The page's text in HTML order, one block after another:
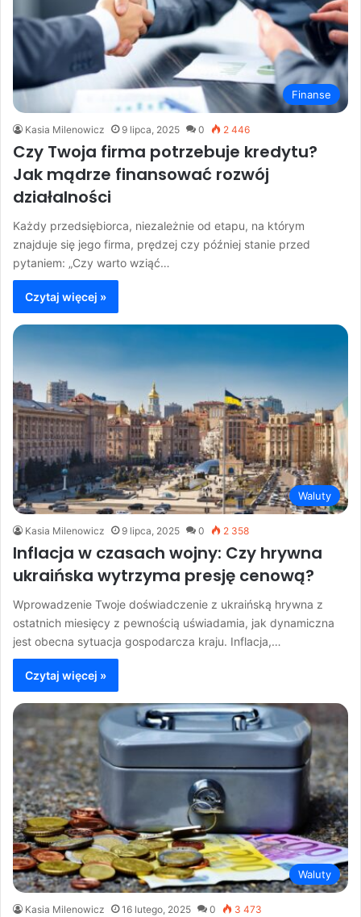
Finanse
Kasia Milenowicz 9 lipca, 2025 0 2 446
Czy Twoja firma potrzebuje kredytu?
Jak mądrze finansować rozwój
działalności
Każdy przedsiębiorca, niezależnie od etapu, na którym
znajduje się jego firma, prędzej czy później stanie przed
pytaniem: „Czy warto wziąć…
Czytaj więcej »
Waluty
Kasia Milenowicz 9 lipca, 2025 0 2 358
Inflacja w czasach wojny: Czy hrywna
ukraińska wytrzyma presję cenową?
Wprowadzenie Twoje doświadczenie z ukraińską hrywna z
ostatnich miesięcy z pewnością uświadamia, jak dynamiczna
jest obecna sytuacja gospodarcza kraju. Inflacja,…
Czytaj więcej »
Waluty
Kasia Milenowicz 16 lutego, 2025 0 3 473